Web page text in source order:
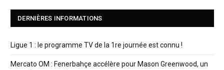
DERNIÈRES INFORMATIONS
Ligue 1 : le programme TV de la 1re journée est connu !
Mercato OM : Fenerbahçe accélère pour Mason Greenwood, un